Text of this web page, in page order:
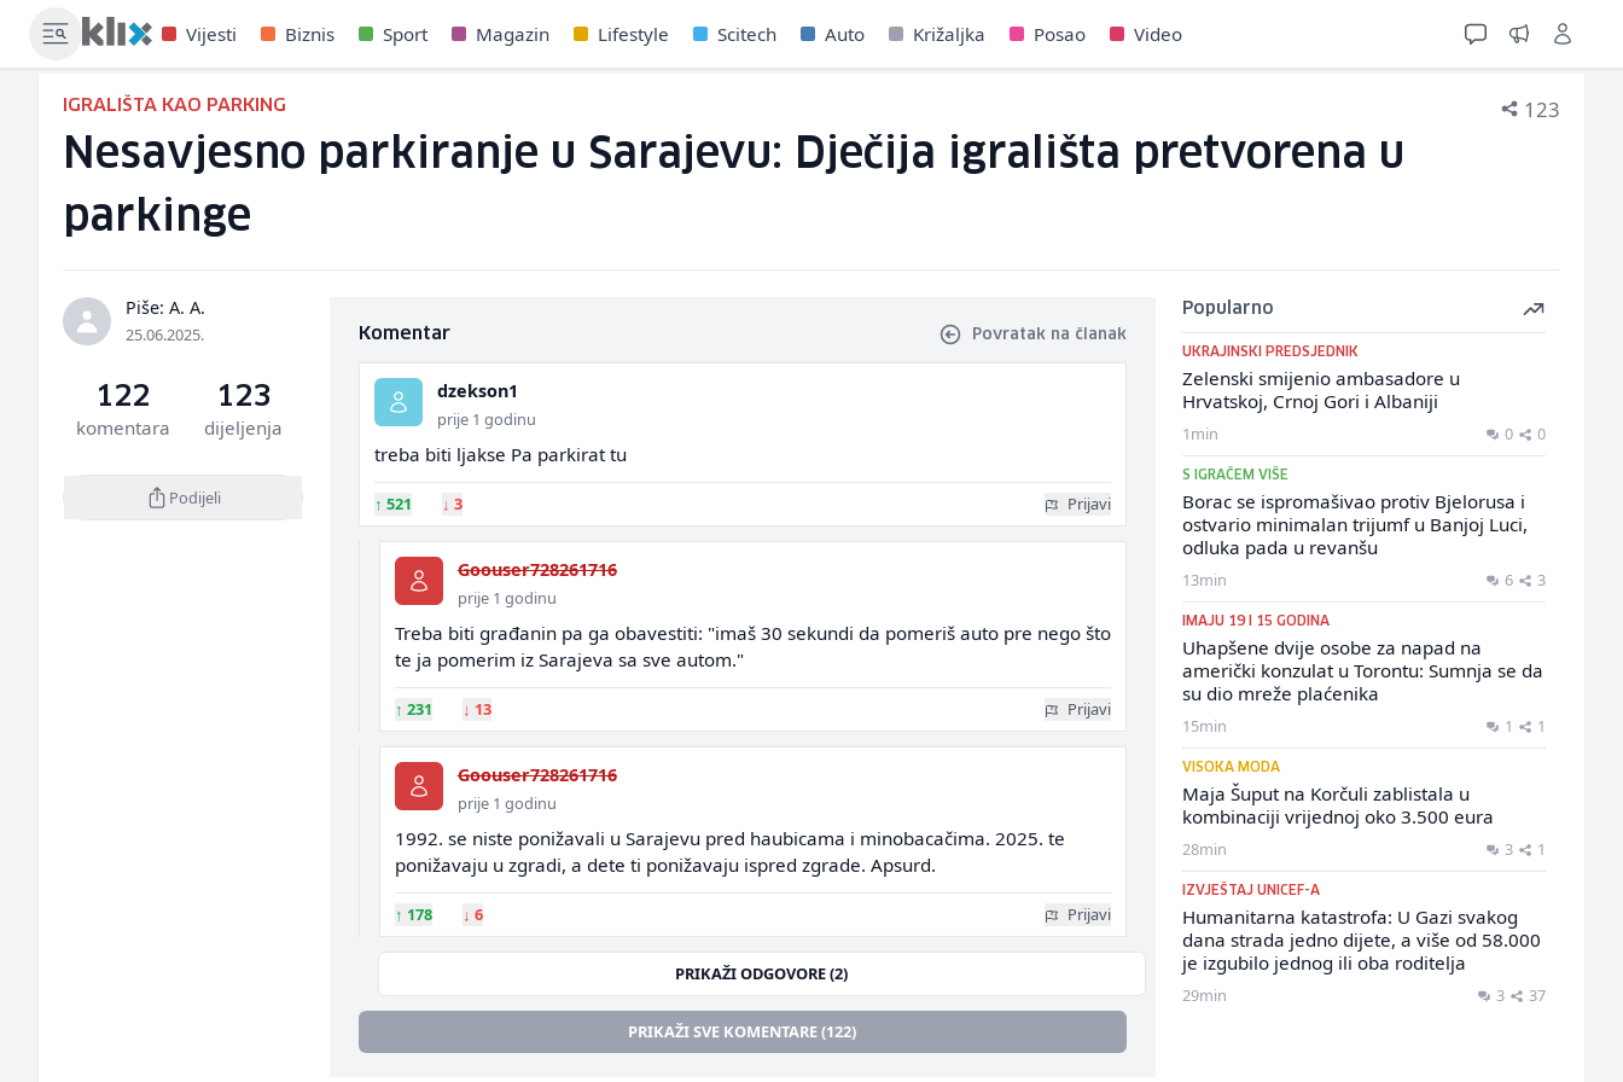
Vijesti Biznis Sport Magazin Lifestyle Scitech Auto Križaljka Posao Video
IGRALIŠTA KAO PARKING 123
Nesavjesno parkiranje u Sarajevu: Dječija igrališta pretvorena u
parkinge
Piše: A. A.
25.06.2025.
122
komentara
123
dijeljenja
Podijeli
Komentar Povratak na članak
dzekson1
prije 1 godinu
treba biti ljakse Pa parkirat tu
↑ 521 ↓ 3 Prijavi
Goouser728261716
prije 1 godinu
Treba biti građanin pa ga obavestiti: "imaš 30 sekundi da pomeriš auto pre nego što
te ja pomerim iz Sarajeva sa sve autom."
↑ 231 ↓ 13 Prijavi
Goouser728261716
prije 1 godinu
1992. se niste ponižavali u Sarajevu pred haubicama i minobacačima. 2025. te
ponižavaju u zgradi, a dete ti ponižavaju ispred zgrade. Apsurd.
↑ 178 ↓ 6 Prijavi
PRIKAŽI ODGOVORE (2)
PRIKAŽI SVE KOMENTARE (122)
Popularno
UKRAJINSKI PREDSJEDNIK
Zelenski smijenio ambasadore u
Hrvatskoj, Crnoj Gori i Albaniji
1min 0 0
S IGRAČEM VIŠE
Borac se ispromašivao protiv Bjelorusa i
ostvario minimalan trijumf u Banjoj Luci,
odluka pada u revanšu
13min 6 3
IMAJU 19 I 15 GODINA
Uhapšene dvije osobe za napad na
američki konzulat u Torontu: Sumnja se da
su dio mreže plaćenika
15min 1 1
VISOKA MODA
Maja Šuput na Korčuli zablistala u
kombinaciji vrijednoj oko 3.500 eura
28min 3 1
IZVJEŠTAJ UNICEF-A
Humanitarna katastrofa: U Gazi svakog
dana strada jedno dijete, a više od 58.000
je izgubilo jednog ili oba roditelja
29min 3 37